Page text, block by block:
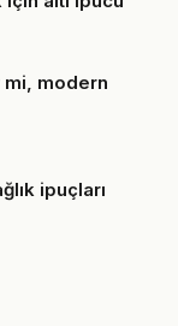
mi, modern
ipuçları